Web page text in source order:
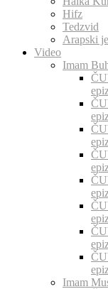
Hifz
Tedzvid
Arapski
Video
Imam
Imam